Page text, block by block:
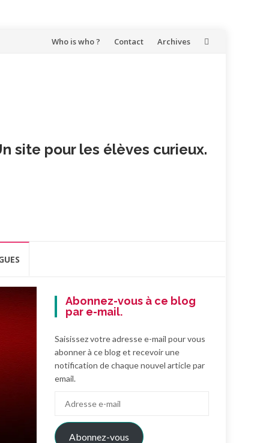
Aller
Who is who ? Contact Archives
site pour les élèves curieux.
Abonnez-vous à ce blog
par e-mail.
Saisissez votre adresse e-mail pour vous
abonner à ce blog et recevoir une
notification de chaque nouvel article par
email.
mail
Abonnez-vous